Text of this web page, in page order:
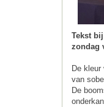
Tekst
zondag
De
van
De